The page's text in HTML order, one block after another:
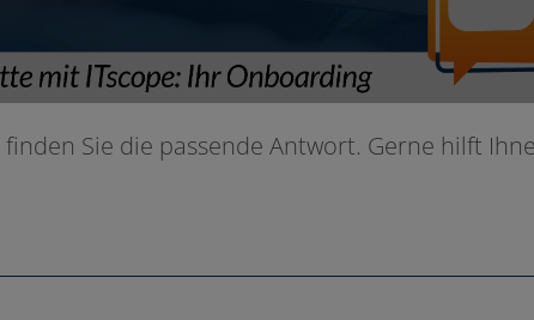
fin­den Sie die pas­sen­de Antwort. Gerne hilft